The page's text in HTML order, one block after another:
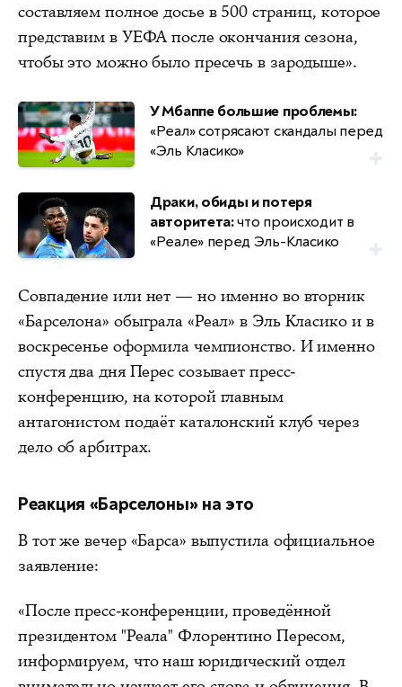
составляем полное досье в 500 страниц, которое
представим в УЕФА после окончания сезона,
чтобы это можно было пресечь в зародыше».
У Мбаппе большие проблемы:
«Реал» сотрясают скандалы перед
«Эль Класико»
Драки, обиды и потеря
авторитета:что происходит в
«Реале» перед Эль-Класико
Совпадение или нет — но именно во вторник
«Барселона» обыграла «Реал» в Эль Класико и в
воскресенье оформила чемпионство. И именно
спустя два дня Перес созывает пресс-
конференцию, на которой главным
антагонистом подаёт каталонский клуб через
дело об арбитрах.
Реакция «Барселоны» на это
В тот же вечер «Барса» выпустила официальное
заявление:
«После пресс-конференции, проведённой
президентом "Реала" Флорентино Пересом,
информируем, что наш юридический отдел